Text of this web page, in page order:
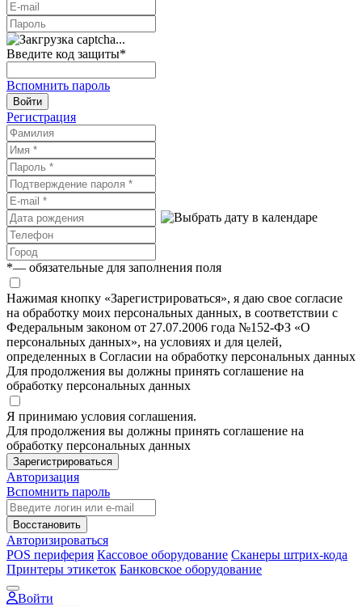
Введите код защиты*
Вспомнить пароль
Войти
Регистрация
*— обязательные для заполнения поля
Нажимая кнопку «Зарегистрироваться», я даю свое согласие
на обработку моих персональных данных, в соответствии с
Федеральным законом от 27.07.2006 года №152-ФЗ «О
персональных данных», на условиях и для целей,
определенных в Согласии на обработку персональных данных
Для продолжения вы должны принять соглашение на
обработку персональных данных
Я принимаю условия соглашения.
Для продолжения вы должны принять соглашение на
обработку персональных данных
Зарегистрироваться
Авторизация
Вспомнить пароль
Восстановить
Авторизироваться
POS периферия Кассовое оборудование Сканеры штрих-кода
Принтеры этикеток Банковское оборудование
Войти